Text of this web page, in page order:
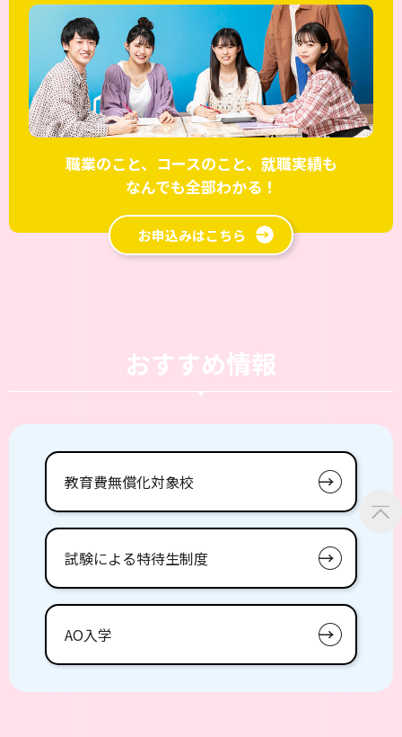
職業のこと、コースのこと、就職実績も
なんでも全部わかる！
お申込みはこちら
おすすめ情報
教育費無償化対象校
試験による特待生制度
AO入学